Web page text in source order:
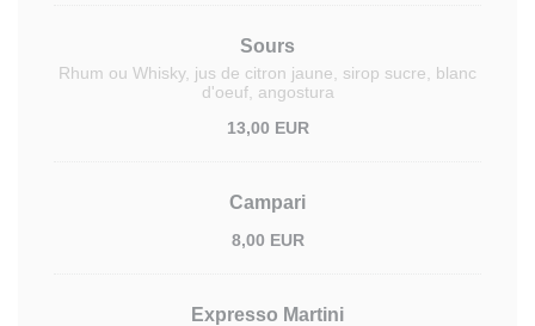
Sours
Rhum ou Whisky, jus de citron jaune, sirop sucre, blanc
d'oeuf, angostura
13,00 EUR
Campari
8,00 EUR
Expresso Martini